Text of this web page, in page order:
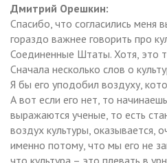
Дмитрий Орешкин:
Спасибо, что согласились меня
гораздо важнее говорить про
Соединенные Штаты. Хотя, это
Сначала несколько слов о
Я бы его уподобил воздуху,
А вот если его нет, то
выражаются ученые, то есть
воздух культуры, оказывается,
именно потому, что мы его не
что культура – это плевать в